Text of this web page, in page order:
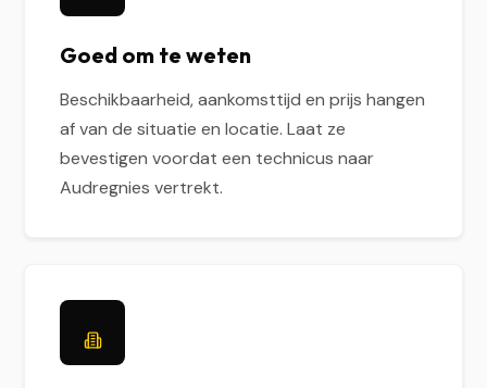
Goed om te weten
Beschikbaarheid, aankomsttijd en prijs hangen
af van de situatie en locatie. Laat ze
bevestigen voordat een technicus naar
Audregnies vertrekt.